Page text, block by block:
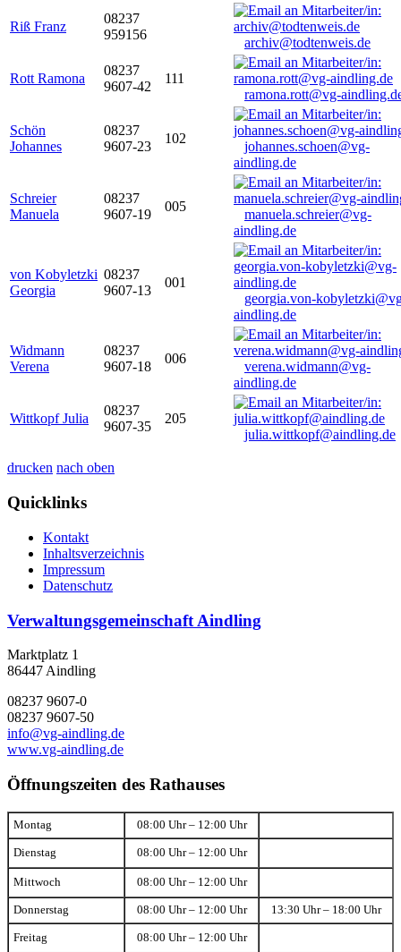
Riß Franz
08237
959156
archiv@todtenweis.de
Rott Ramona
08237
9607-42
111
ramona.rott@vg-
Schön
Johannes
08237
9607-23
102
johannes.schoen@vg-
aindling.de
Schreier
Manuela
08237
9607-19
005
manuela.schreier@vg-
aindling.de
von Kobyletzki
Georgia
08237
9607-13
001
georgia.von-
aindling.de
Widmann
Verena
08237
9607-18
006
verena.widmann@vg-
aindling.de
Wittkopf Julia
08237
9607-35
205
julia.wittkopf@aindling.de
drucken nach oben
Quicklinks
Kontakt
Inhaltsverzeichnis
Impressum
Datenschutz
Verwaltungsgemeinschaft Aindling
Marktplatz 1
86447 Aindling
08237 9607-0
08237 9607-50
info@vg-aindling.de
www.vg-aindling.de
Öffnungszeiten des Rathauses
Montag 08:00 Uhr – 12:00 Uhr
Dienstag 08:00 Uhr – 12:00 Uhr
Mittwoch 08:00 Uhr – 12:00 Uhr
Donnerstag 08:00 Uhr – 12:00 Uhr 13:30 Uhr – 18:00 Uhr
Freitag 08:00 Uhr – 12:00 Uhr